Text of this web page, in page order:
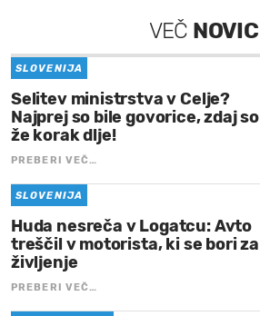
VEČ NOVIC
SLOVENIJA
Selitev ministrstva v Celje?
Najprej so bile govorice, zdaj so
že korak dlje!
PREBERI VEČ…
SLOVENIJA
Huda nesreča v Logatcu: Avto
treščil v motorista, ki se bori za
življenje
PREBERI VEČ…